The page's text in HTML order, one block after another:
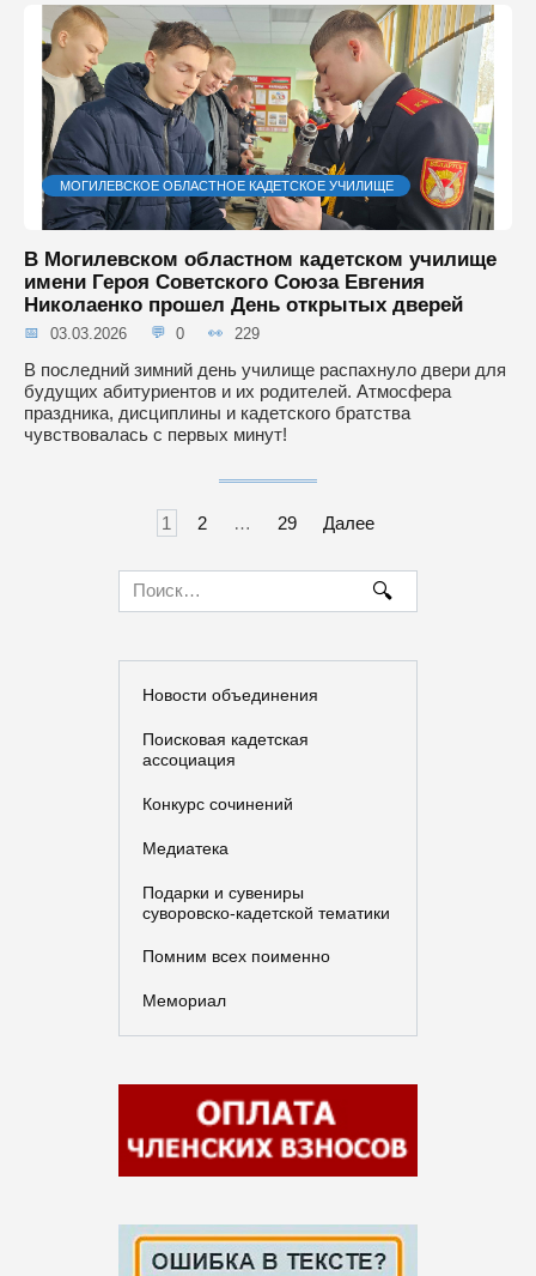
МОГИЛЕВСКОЕ ОБЛАСТНОЕ КАДЕТСКОЕ УЧИЛИЩЕ
В Могилевском областном кадетском училище
имени Героя Советского Союза Евгения
Николаенко прошел День открытых дверей
03.03.2026 0 229
В последний зимний день училище распахнуло двери для
будущих абитуриентов и их родителей. Атмосфера
праздника, дисциплины и кадетского братства
чувствовалась с первых минут!
1 2 … 29 Далее
Search
for:
Новости объединения
Поисковая кадетская
ассоциация
Конкурс сочинений
Медиатека
Подарки и сувениры
суворовско-кадетской тематики
Помним всех поименно
Мемориал